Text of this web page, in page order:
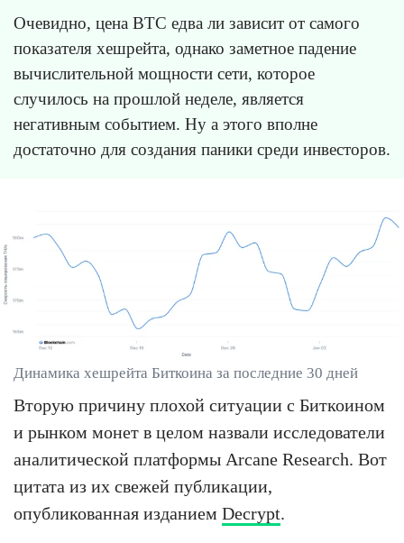
Очевидно, цена BTC едва ли зависит от самого
показателя хешрейта, однако заметное падение
вычислительной мощности сети, которое
случилось на прошлой неделе, является
негативным событием. Ну а этого вполне
достаточно для создания паники среди инвесторов.
Динамика хешрейта Биткоина за последние 30 дней
Вторую причину плохой ситуации с Биткоином
и рынком монет в целом назвали исследователи
аналитической платформы Arcane Research. Вот
цитата из их свежей публикации,
опубликованная изданием Decrypt.